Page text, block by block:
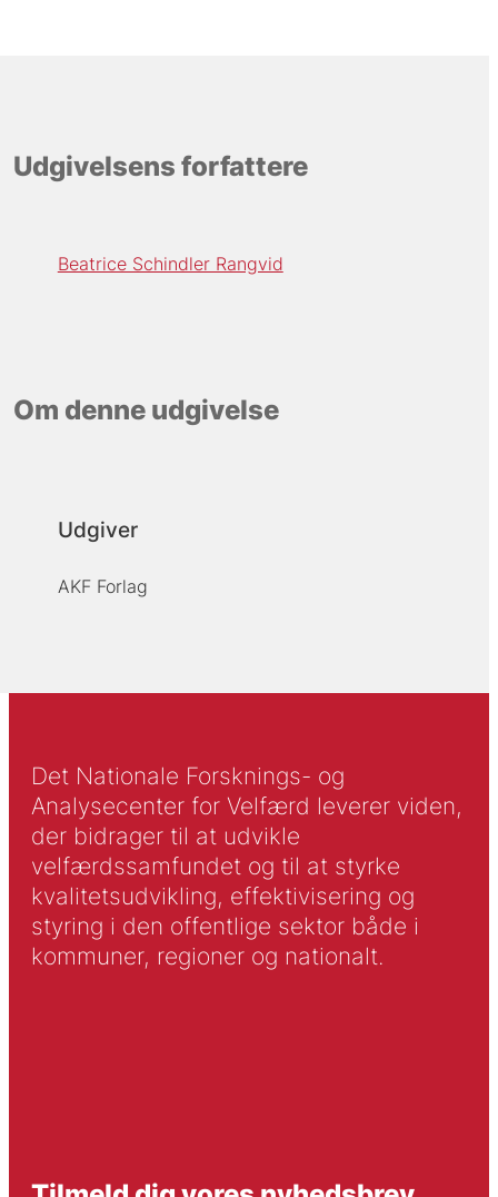
Udgivelsens forfattere
Beatrice Schindler Rangvid
Om denne udgivelse
Udgiver
AKF Forlag
Det Nationale Forsknings- og
Analysecenter for Velfærd leverer viden,
der bidrager til at udvikle
velfærdssamfundet og til at styrke
kvalitetsudvikling, effektivisering og
styring i den offentlige sektor både i
kommuner, regioner og nationalt.